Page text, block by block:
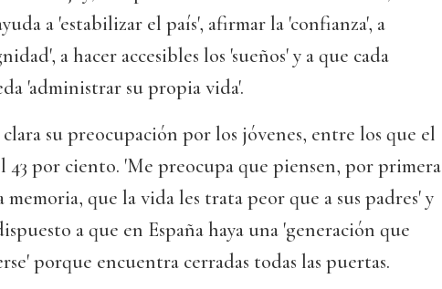
a 'estabilizar el país', afirmar la 'confianza', a
a hacer accesibles los 'sueños' y a que cada
'administrar su propia vida'.
su preocupación por los jóvenes, entre los que el
43 por ciento. 'Me preocupa que piensen, por primera
memoria, que la vida les trata peor que a sus padres' y
a que en España haya una 'generación que
porque encuentra cerradas todas las puertas.